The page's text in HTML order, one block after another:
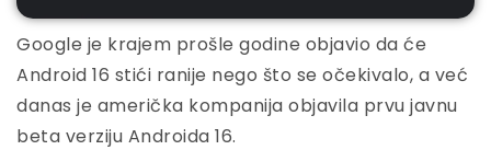
Google je krajem prošle godine objavio da će
Android 16 stići ranije nego što se očekivalo, a već
danas je američka kompanija objavila prvu javnu
beta verziju Androida 16.